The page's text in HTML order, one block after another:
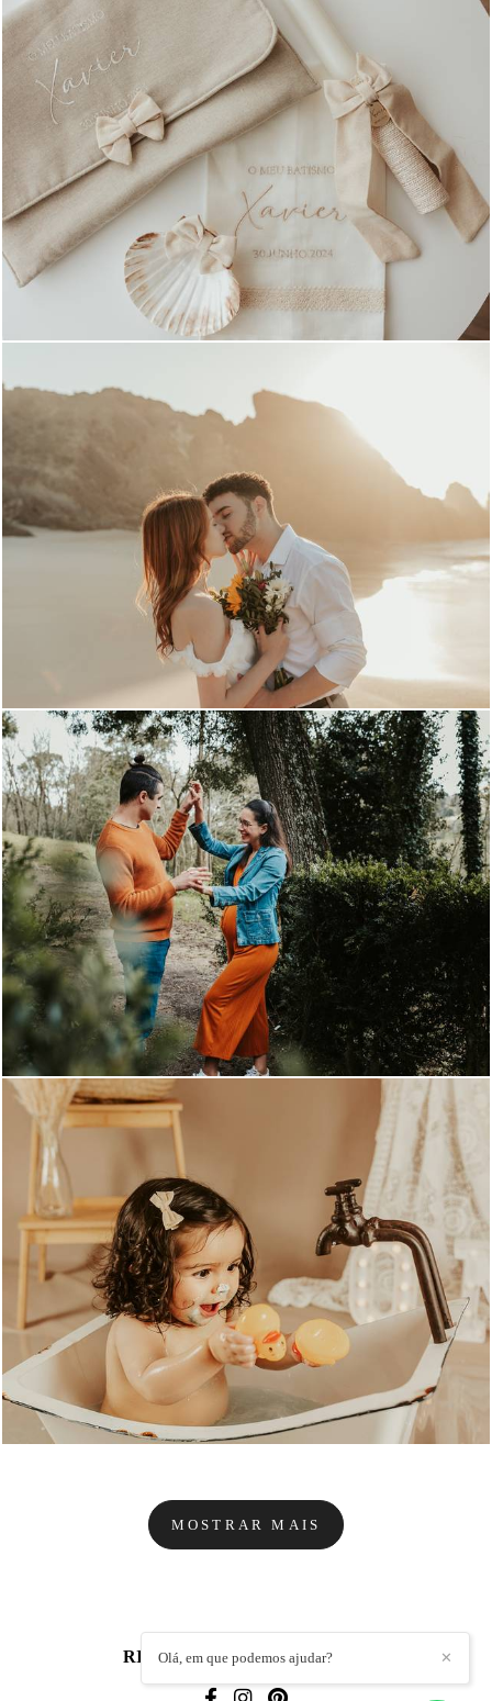
928 0
1318
1330 0
1235 1
MOSTRAR MAIS
RITA MARTINS/CONTACTO ✕
Olá, em que podemos ajudar?